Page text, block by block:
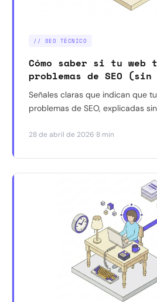
// SEO TÉCNICO
Cómo saber si tu web
problemas de SEO
Señales claras que indican que
problemas de SEO, explicadas
28 de abril de 2026·8 min